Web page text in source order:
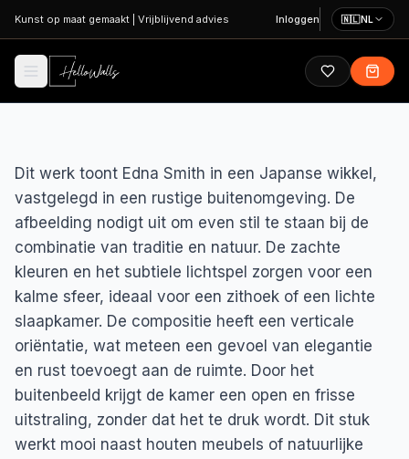
Ga naar hoofdinhoud
Kunst op maat gemaakt Vrijblijvend advies Inloggen 🇳🇱NL
Dit werk toont Edna Smith in een Japanse wikkel,
vastgelegd in een rustige buitenomgeving. De
afbeelding nodigt uit om even stil te staan bij de
combinatie van traditie en natuur. De zachte
kleuren en het subtiele lichtspel zorgen voor een
kalme sfeer, ideaal voor een zithoek of een lichte
slaapkamer. De compositie heeft een verticale
oriëntatie, wat meteen een gevoel van elegantie
en rust toevoegt aan de ruimte. Door het
buitenbeeld krijgt de kamer een open en frisse
uitstraling, zonder dat het te druk wordt. Dit stuk
werkt mooi naast houten meubels of natuurlijke